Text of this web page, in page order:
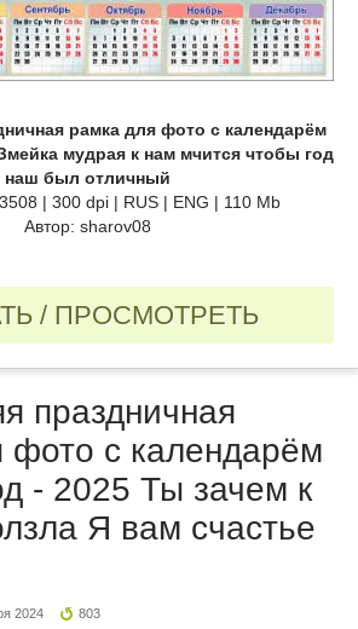
рамка для фото с календарём
мудрая к нам мчится чтобы год
наш был отличный
| 300 dpi | RUS | ENG | 110 Mb
Автор: sharov08
/ ПРОСМОТРЕТЬ
праздничная
фото с календарём
- 2025 Ты зачем к
Я вам счастье
2024 803